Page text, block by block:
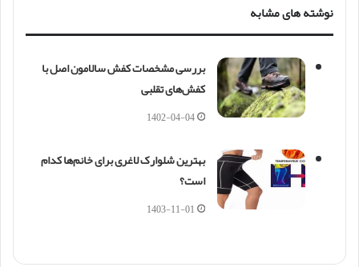
نوشته های مشابه
بررسی مشخصات کفش سالامون اصل با
کفش‌های تقلبی
1402-04-04
بهترین شلوارک لاغری برای خانم‌ها کدام
است؟
1403-11-01